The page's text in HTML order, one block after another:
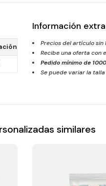
Información extra
Precios del artículo sin
Recibe una oferta con
Pedido mínimo de 1000
Se puede variar la
similares